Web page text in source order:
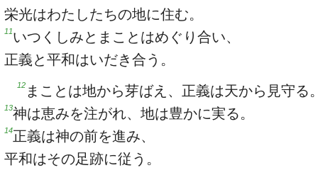
栄光はわたしたちの地に住む。
11いつくしみとまことはめぐり合い、
正義と平和はいだき合う。
12 まことは地から芽ばえ、正義は天から見守る
13神は恵みを注がれ、地は豊かに実る。
14正義は神の前を進み、
平和はその足跡に従う。